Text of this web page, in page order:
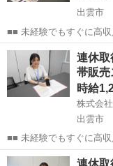
出雲市
■■ 未経験でもすぐに高
なので、すぐに高収入!!
なんてキャリアアップも目指せます!! ■■ 来
録!! ■■...
島根 出雲市 店
連休取
帯販売
時給
株式会
出雲市
■■ 未経験でもすぐに高
なので、すぐに高収入!!
島根 出雲市 店